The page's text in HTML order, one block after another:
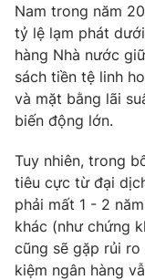
Nam trong năm
tỷ lệ lạm phát
hàng Nhà nước
sách tiền tệ linh
và mặt bằng lãi
biến động lớn.
Tuy nhiên, trong
tiêu cực từ đại
phải mất 1 - 2
khác (như chứng
cũng sẽ gặp rủi
kiệm ngân hàng